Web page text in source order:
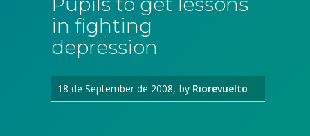
in fighting
depression
18 de September de 2008 by Riorevuelto